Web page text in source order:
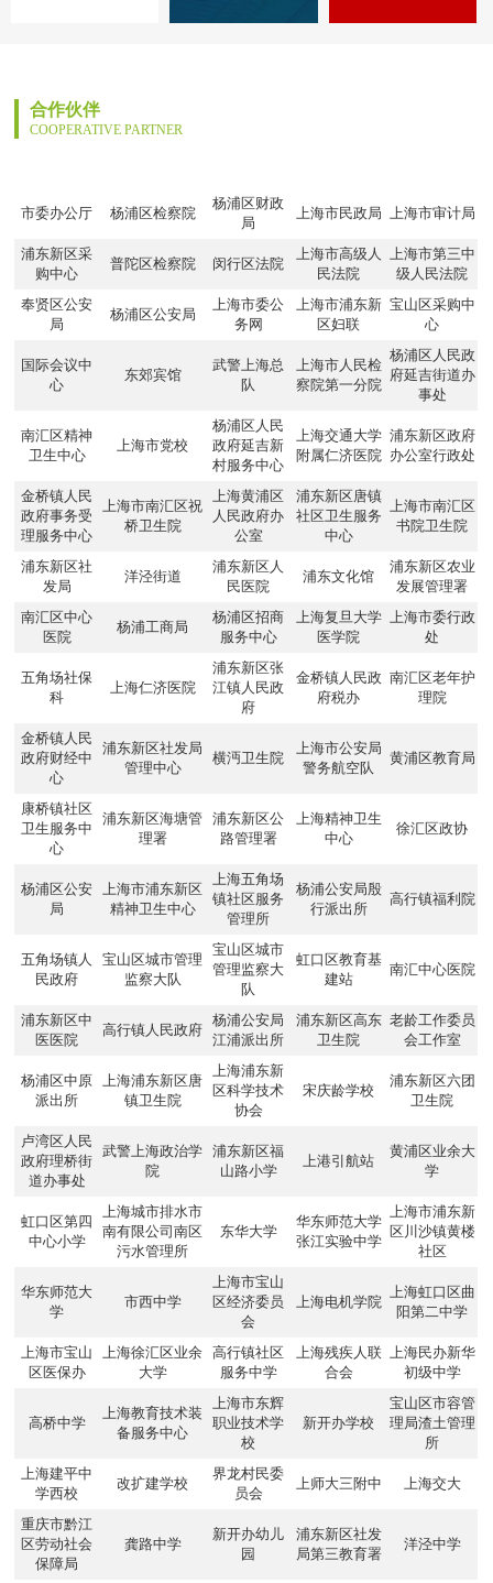
合作伙伴
COOPERATIVE PARTNER
市委办公厅 杨浦区检察院
杨浦区财政
局
上海市民政局 上海市审计局
浦东新区采
购中心
普陀区检察院 闵行区法院
上海市高级人
民法院
上海市第三中
级人民法院
奉贤区公安
局
杨浦区公安局
上海市委公
务网
上海市浦东新
区妇联
宝山区采购中
心
国际会议中
心
东郊宾馆
武警上海总
队
上海市人民检
察院第一分院
杨浦区人民政
府延吉街道办
事处
南汇区精神
卫生中心
上海市党校
杨浦区人民
政府延吉新
村服务中心
上海交通大学
附属仁济医院
浦东新区政府
办公室行政处
金桥镇人民
政府事务受
理服务中心
上海市南汇区祝
桥卫生院
上海黄浦区
人民政府办
公室
浦东新区唐镇
社区卫生服务
中心
上海市南汇区
书院卫生院
浦东新区社
发局
洋泾街道
浦东新区人
民医院
浦东文化馆
浦东新区农业
发展管理署
南汇区中心
医院
杨浦工商局
杨浦区招商
服务中心
上海复旦大学
医学院
上海市委行政
处
五角场社保
科
上海仁济医院
浦东新区张
江镇人民政
府
金桥镇人民政
府税办
南汇区老年护
理院
金桥镇人民
政府财经中
心
浦东新区社发局
管理中心
横沔卫生院
上海市公安局
警务航空队
黄浦区教育局
康桥镇社区
卫生服务中
心
浦东新区海塘管
理署
浦东新区公
路管理署
上海精神卫生
中心
徐汇区政协
杨浦区公安
局
上海市浦东新区
精神卫生中心
上海五角场
镇社区服务
管理所
杨浦公安局殷
行派出所
高行镇福利院
五角场镇人
民政府
宝山区城市管理
监察大队
宝山区城市
管理监察大
队
虹口区教育基
建站
南汇中心医院
浦东新区中
医医院
高行镇人民政府
杨浦公安局
江浦派出所
浦东新区高东
卫生院
老龄工作委员
会工作室
杨浦区中原
派出所
上海浦东新区唐
镇卫生院
上海浦东新
区科学技术
协会
宋庆龄学校
浦东新区六团
卫生院
卢湾区人民
政府理桥街
道办事处
武警上海政治学
院
浦东新区福
山路小学
上港引航站
黄浦区业余大
学
虹口区第四
中心小学
上海城市排水市
南有限公司南区
污水管理所
东华大学
华东师范大学
张江实验中学
上海市浦东新
区川沙镇黄楼
社区
华东师范大
学
市西中学
上海市宝山
区经济委员
会
上海电机学院
上海虹口区曲
阳第二中学
上海市宝山
区医保办
上海徐汇区业余
大学
高行镇社区
服务中学
上海残疾人联
合会
上海民办新华
初级中学
高桥中学
上海教育技术装
备服务中心
上海市东辉
职业技术学
校
新开办学校
宝山区市容管
理局渣土管理
所
上海建平中
学西校
改扩建学校
界龙村民委
员会
上师大三附中 上海交大
重庆市黔江
区劳动社会
保障局
龚路中学
新开办幼儿
园
浦东新区社发
局第三教育署
洋泾中学